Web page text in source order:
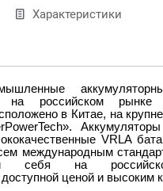
Характеристики
на российском
в Китае, на
VRLA
международным
себя на
ценой и высоким